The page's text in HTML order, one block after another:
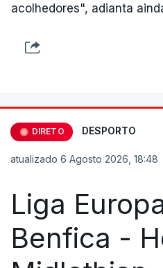
acolhedores", adianta
DIRETO DESPORTO
atualizado 6 Agosto 2026, 18:48
Liga
Benfica -